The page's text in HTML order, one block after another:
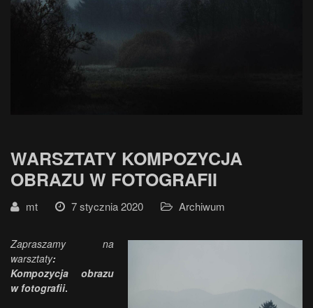
WARSZTATY KOMPOZYCJA
OBRAZU W FOTOGRAFII
mt 7 stycznia 2020 Archiwum
Zapraszamy na
warsztaty:
Kompozycja obrazu
w fotografii.